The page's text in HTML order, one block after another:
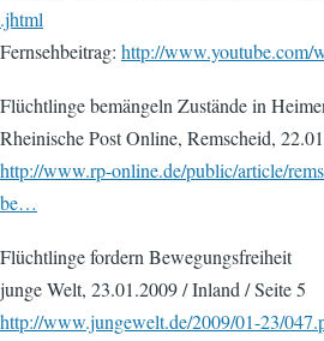
.jhtml
Fernsehbeitrag: http://
Flüchtlinge bemängeln Zustände in
Rheinische Post Online, Remscheid,
http://www.rp-online.de/public/article/
be…
Flüchtlinge fordern Bewegungsfreiheit
junge Welt, 23.01.2009 / Inland / Seite 5
http://www.jungewelt.de/2009/01-23/